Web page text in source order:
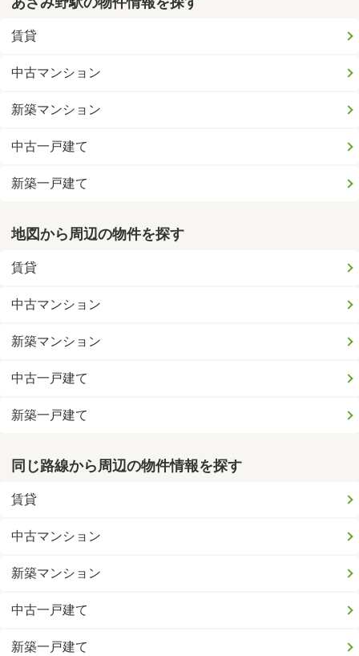
賃貸
中古マンション
新築マンション
中古一戸建て
新築一戸建て
地図から周辺の物件を探す
賃貸
中古マンション
新築マンション
中古一戸建て
新築一戸建て
同じ路線から周辺の物件情報を探す
賃貸
中古マンション
新築マンション
中古一戸建て
新築一戸建て